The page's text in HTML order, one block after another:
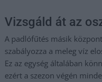
Vizsgáld át az
A padlófűtés másik
szabályozza a meleg víz
Ez az egység általában
ezért a szezon végén